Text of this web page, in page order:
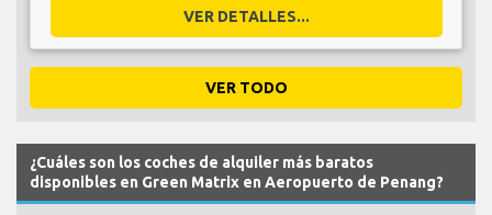
VER DETALLES...
VER TODO
¿Cuáles son los coches de alquiler más baratos
disponibles en Green Matrix en Aeropuerto de Penang?